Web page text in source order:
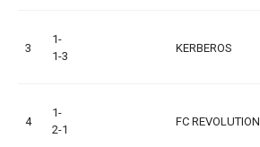
3
1-
1-3
KERBEROS
4
1-
2-1
FC REVOLUTION